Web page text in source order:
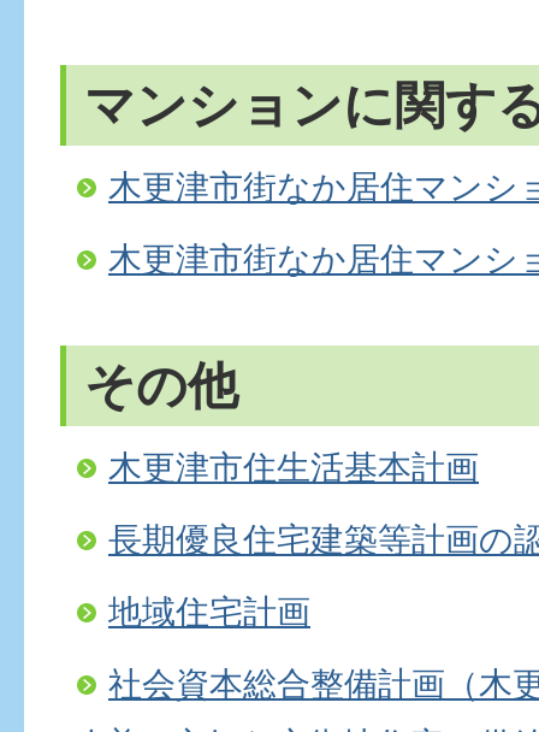
マンションに関す
木更津市街なか居住マンシ
木更津市街なか居住マンシ
その他
木更津市住生活基本計画
長期優良住宅建築等計画の
地域住宅計画
社会資本総合整備計画（木